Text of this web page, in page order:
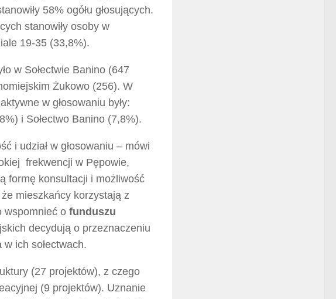
58% ogółu głosujących.
stanowiły osoby w
19-35 (33,8%).
w Sołectwie Banino (647
Żukowo (256). W
w głosowaniu były:
i Sołectwo Banino (7,8%).
i udział w głosowaniu – mówi
frekwencji w Pępowie,
formę konsultacji i możliwość
mieszkańcy korzystają z
wspomnieć o funduszu
decydują o przeznaczeniu
ich sołectwach.
(27 projektów), z czego
(9 projektów). Uznanie